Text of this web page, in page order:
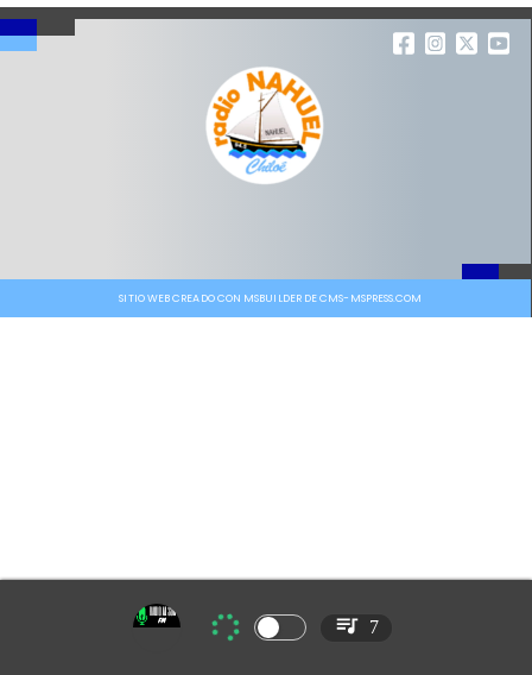
SITIO WEB CREADO CON MSBUILDER DE CMS-MSPRESS.COM
7